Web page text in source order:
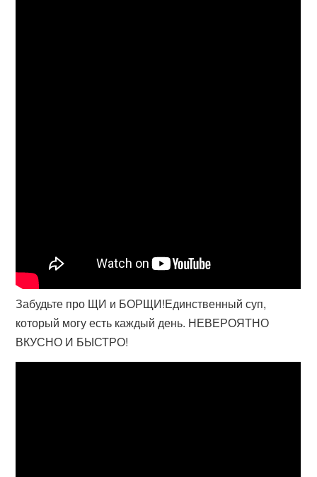
Забудьте про ЩИ и БОРЩИ!Единственный суп,
который могу есть каждый день. НЕВЕРОЯТНО
ВКУСНО И БЫСТРО!